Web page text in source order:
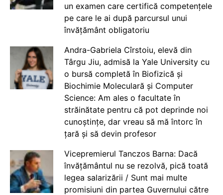
un examen care certifică competențele
pe care le ai după parcursul unui
învățământ obligatoriu
Andra-Gabriela Cîrstoiu, elevă din
Târgu Jiu, admisă la Yale University cu
o bursă completă în Biofizică și
Biochimie Moleculară și Computer
Science: Am ales o facultate în
străinătate pentru că pot deprinde noi
cunoștințe, dar vreau să mă întorc în
țară și să devin profesor
Vicepremierul Tanczos Barna: Dacă
învățământul nu se rezolvă, pică toată
legea salarizării / Sunt mai multe
promisiuni din partea Guvernului către